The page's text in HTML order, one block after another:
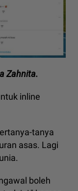
Zahnita.
inline
tanya
asas. Lagi
boleh